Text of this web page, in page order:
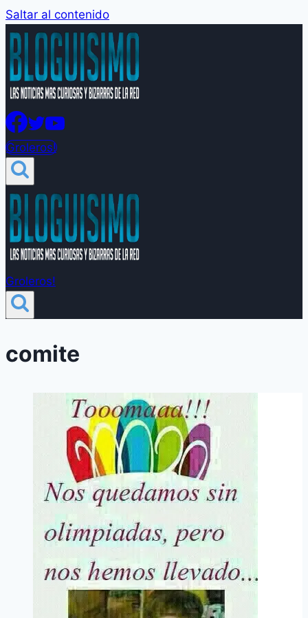
Saltar al contenido
Groleros!
Groleros!
comite